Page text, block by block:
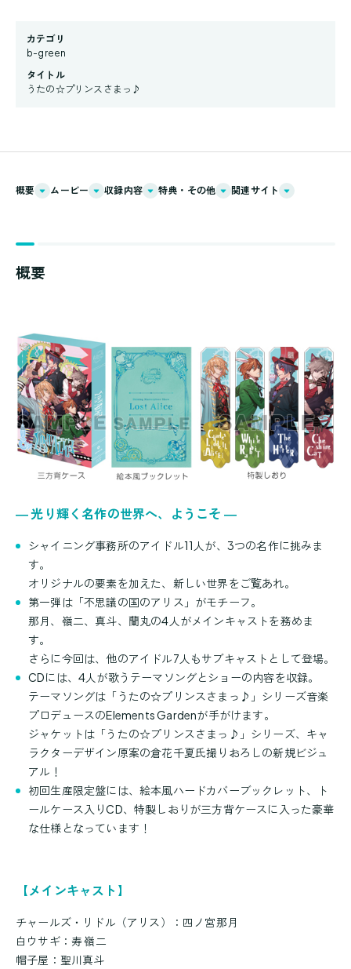
カテゴリ
b-green
タイトル
うたの☆プリンスさまっ♪
概要 ムービー 収録内容 特典・その他 関連サイト
概要
― 光り輝く名作の世界へ、ようこそ ―
シャイニング事務所のアイドル11人が、3つの名作に挑みま
す。
オリジナルの要素を加えた、新しい世界をご覧あれ。
第一弾は「不思議の国のアリス」がモチーフ。
那月、嶺二、真斗、蘭丸の4人がメインキャストを務めま
す。
さらに今回は、他のアイドル7人もサブキャストとして登場。
CDには、4人が歌うテーマソングとショーの内容を収録。
テーマソングは「うたの☆プリンスさまっ♪」シリーズ音楽
プロデュースのElements Gardenが手がけます。
ジャケットは「うたの☆プリンスさまっ♪」シリーズ、キャ
ラクターデザイン原案の倉花千夏氏撮りおろしの新規ビジュ
アル！
初回生産限定盤には、絵本風ハードカバーブックレット、ト
ールケース入りCD、特製しおりが三方背ケースに入った豪華
な仕様となっています！
【メインキャスト】
チャールズ・リドル（アリス）：四ノ宮那月
白ウサギ：寿 嶺二
帽子屋：聖川真斗